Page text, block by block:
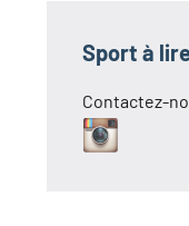
Sport à
Contactez-